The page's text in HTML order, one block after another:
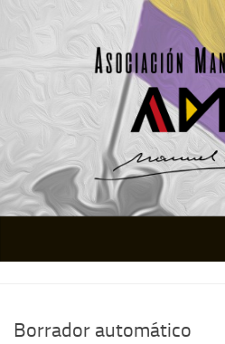
Borrador automático